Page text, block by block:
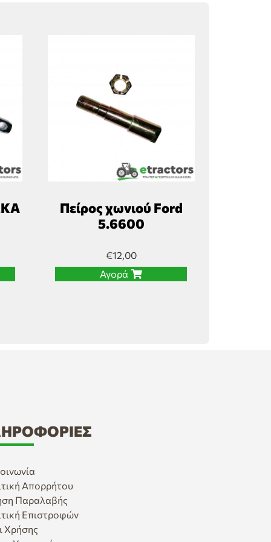
Πείρος χωνιού Ford
5.6600
€12,00
Αγορά
Απορρήτου
Παραλαβής
Επιστροφών
Χρήσης